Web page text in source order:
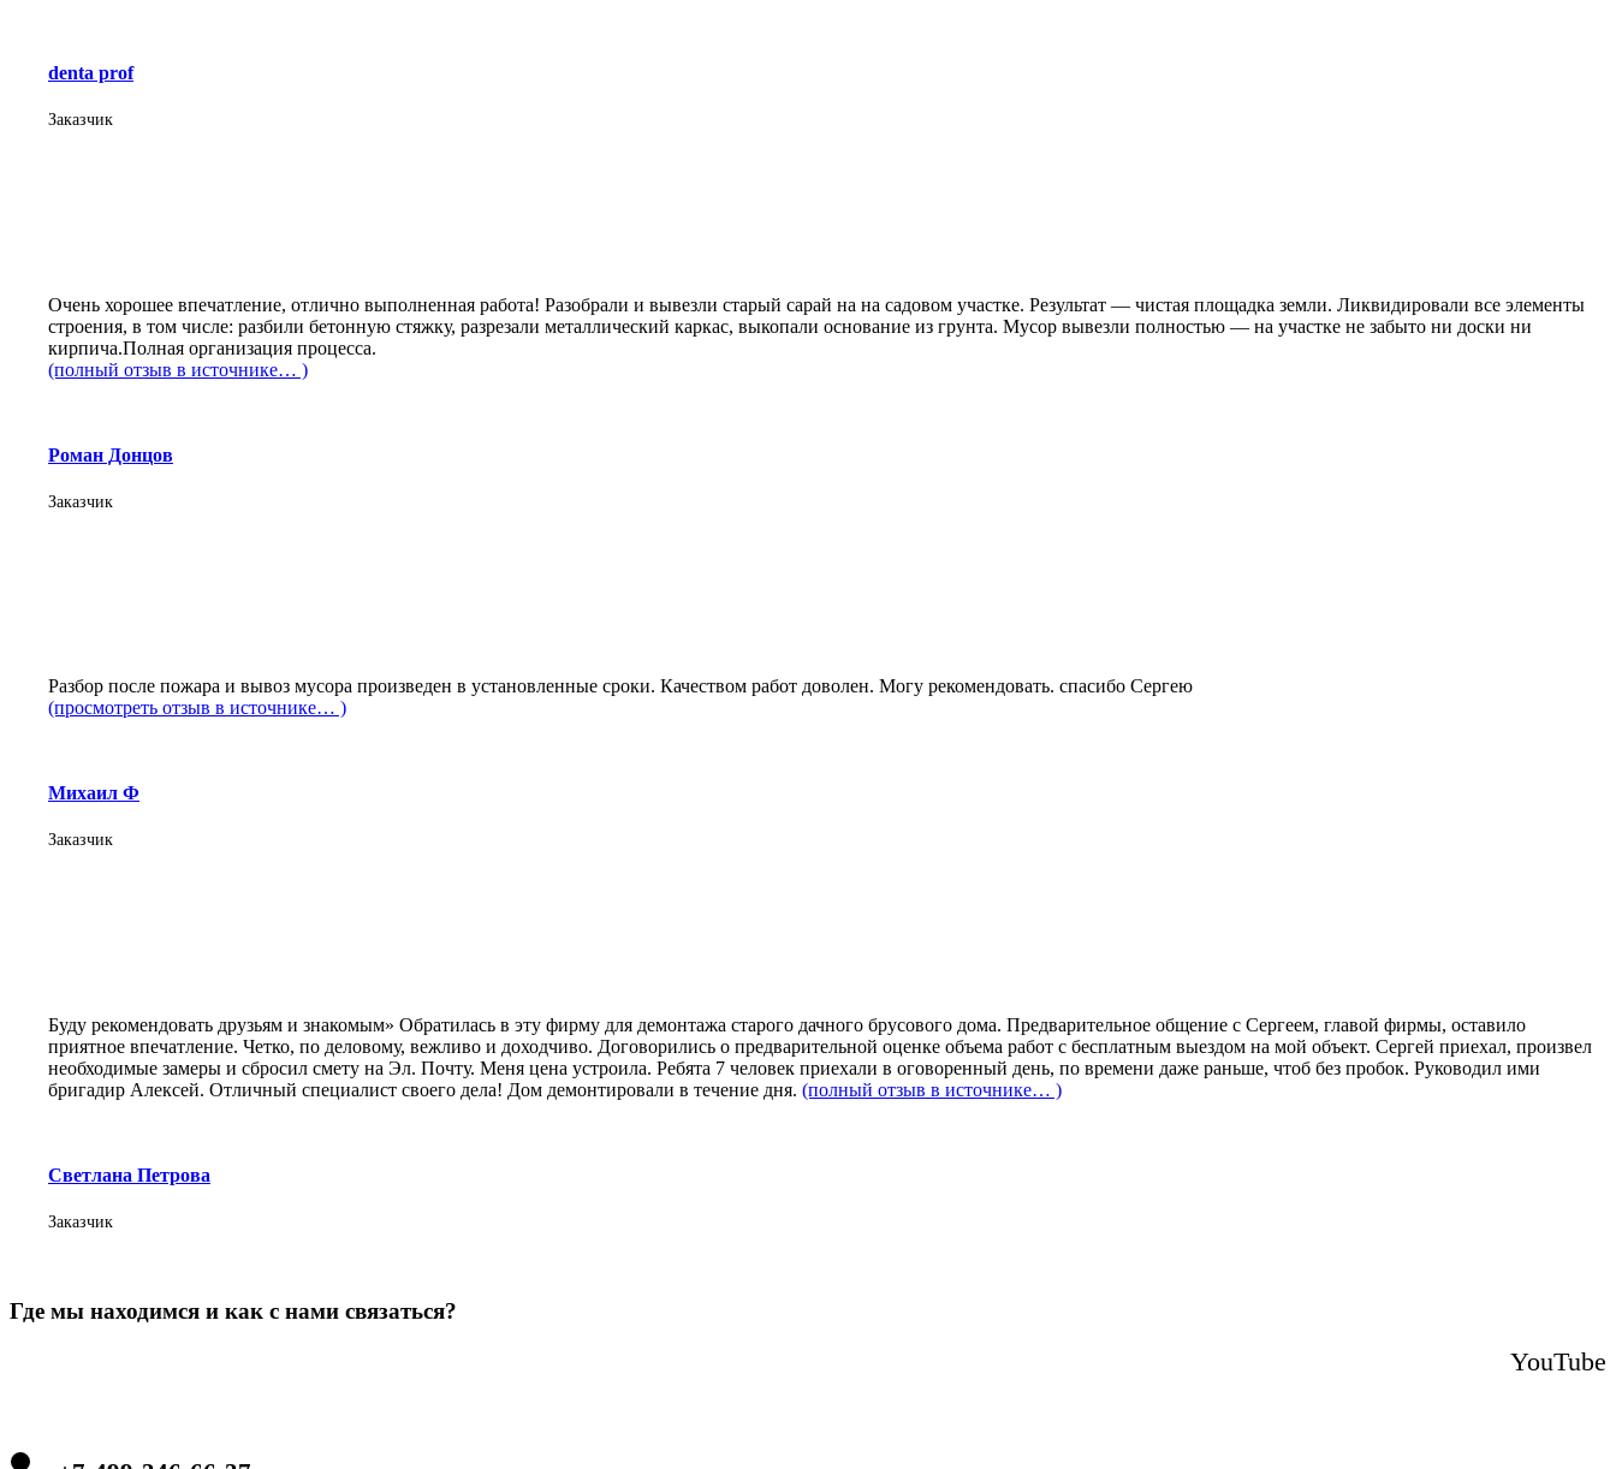
denta prof
Заказчик
Очень хорошее впечатление, отлично выполненная работа! Разобрали и вывезли старый сарай на на садовом участке. Результат — чистая площадка земли. Ликвидировали все элементы
строения, в том числе: разбили бетонную стяжку, разрезали металлический каркас, выкопали основание из грунта. Мусор вывезли полностью — на участке не забыто ни доски ни
кирпича.Полная организация процесса.
(полный отзыв в источнике… )
Роман Донцов
Заказчик
Разбор после пожара и вывоз мусора произведен в установленные сроки. Качеством работ доволен. Могу рекомендовать. спасибо Сергею
(просмотреть отзыв в источнике… )
Михаил Ф
Заказчик
Буду рекомендовать друзьям и знакомым» Обратилась в эту фирму для демонтажа старого дачного брусового дома. Предварительное общение с Сергеем, главой фирмы, оставило
приятное впечатление. Четко, по деловому, вежливо и доходчиво. Договорились о предварительной оценке объема работ с бесплатным выездом на мой объект. Сергей приехал, произвел
необходимые замеры и сбросил смету на Эл. Почту. Меня цена устроила. Ребята 7 человек приехали в оговоренный день, по времени даже раньше, чтоб без пробок. Руководил ими
бригадир Алексей. Отличный специалист своего дела! Дом демонтировали в течение дня. (полный отзыв в источнике… )
Светлана Петрова
Заказчик
Где мы находимся и как с нами связаться?
YouTube